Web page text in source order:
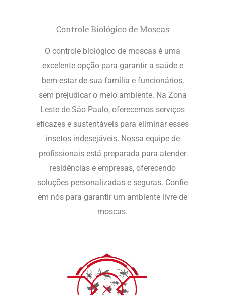
Controle Biológico de Moscas
O controle biológico de moscas é uma
excelente opção para garantir a saúde e
bem-estar de sua família e funcionários,
sem prejudicar o meio ambiente. Na Zona
Leste de São Paulo, oferecemos serviços
eficazes e sustentáveis para eliminar esses
insetos indesejáveis. Nossa equipe de
profissionais está preparada para atender
residências e empresas, oferecendo
soluções personalizadas e seguras. Confie
em nós para garantir um ambiente livre de
moscas.